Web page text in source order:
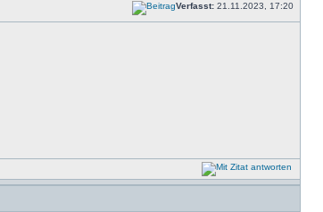
Verfasst: 21.11.2023, 17:20